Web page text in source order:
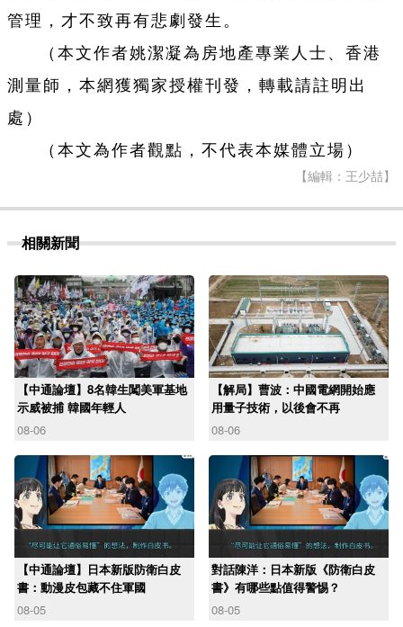
管理，才不致再有悲劇發生。
（本文作者姚潔凝為房地產專業人士、香港
測量師，本網獲獨家授權刊發，轉載請註明出
處）
（本文為作者觀點，不代表本媒體立場）
【編輯：王少喆】
相關新聞
【中通論壇】8名韓生闖美軍基地
示威被捕 韓國年輕人
08-06
【解局】曹波：中國電網開始應
用量子技術，以後會不再
08-06
【中通論壇】日本新版防衛白皮
書：動漫皮包藏不住軍國
08-05
對話陳洋：日本新版《防衛白皮
書》有哪些點值得警惕？
08-05